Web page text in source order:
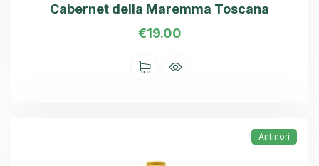
Cabernet della Maremma Toscana
€19.00
Antinori